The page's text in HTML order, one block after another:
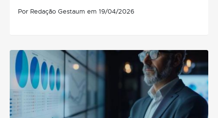
Por Redação Gestaum em 19/04/2026